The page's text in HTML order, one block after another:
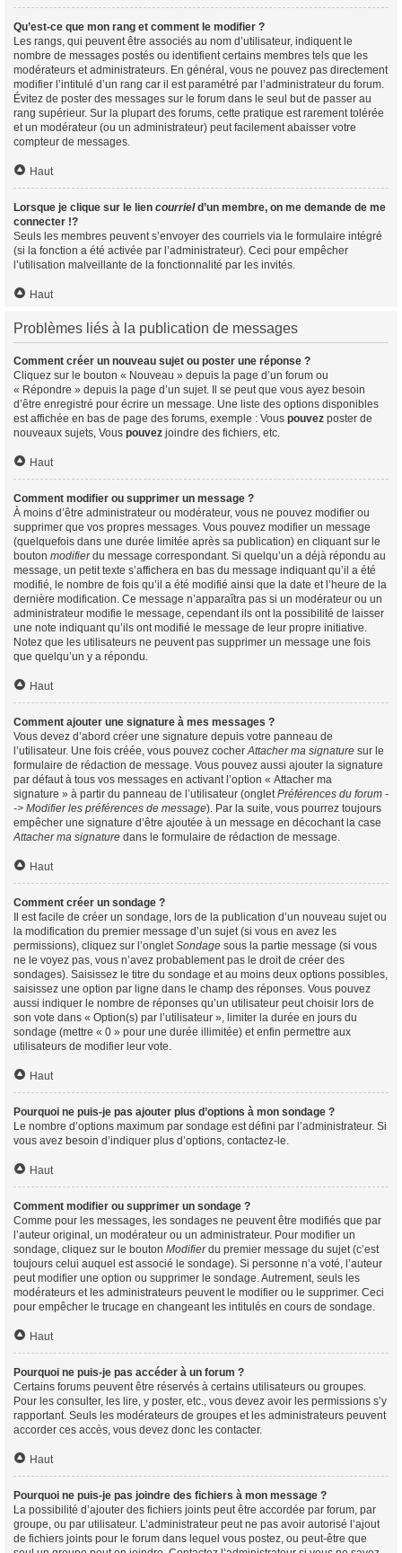
Qu’est-ce que mon rang et comment le modifier ?
Les rangs, qui peuvent être associés au nom d’utilisateur, indiquent le
nombre de messages postés ou identifient certains membres tels que les
modérateurs et administrateurs. En général, vous ne pouvez pas directement
modifier l’intitulé d’un rang car il est paramétré par l’administrateur du forum.
Évitez de poster des messages sur le forum dans le seul but de passer au
rang supérieur. Sur la plupart des forums, cette pratique est rarement tolérée
et un modérateur (ou un administrateur) peut facilement abaisser votre
compteur de messages.
Haut
Lorsque je clique sur le lien courrield’un membre, on me demande de me
connecter !?
Seuls les membres peuvent s’envoyer des courriels via le formulaire intégré
(si la fonction a été activée par l’administrateur). Ceci pour empêcher
l’utilisation malveillante de la fonctionnalité par les invités.
Haut
Problèmes liés à la publication de messages
Comment créer un nouveau sujet ou poster une réponse ?
Cliquez sur le bouton « Nouveau » depuis la page d’un forum ou
« Répondre » depuis la page d’un sujet. Il se peut que vous ayez besoin
d’être enregistré pour écrire un message. Une liste des options disponibles
est affichée en bas de page des forums, exemple : Vous pouvez poster de
nouveaux sujets, Vous pouvez joindre des fichiers, etc.
Haut
Comment modifier ou supprimer un message ?
À moins d’être administrateur ou modérateur, vous ne pouvez modifier ou
supprimer que vos propres messages. Vous pouvez modifier un message
(quelquefois dans une durée limitée après sa publication) en cliquant sur le
bouton modifierdu message correspondant. Si quelqu’un a déjà répondu au
message, un petit texte s’affichera en bas du message indiquant qu’il a été
modifié, le nombre de fois qu’il a été modifié ainsi que la date et l’heure de la
dernière modification. Ce message n’apparaîtra pas si un modérateur ou un
administrateur modifie le message, cependant ils ont la possibilité de laisser
une note indiquant qu’ils ont modifié le message de leur propre initiative.
Notez que les utilisateurs ne peuvent pas supprimer un message une fois
que quelqu’un y a répondu.
Haut
Comment ajouter une signature à mes messages ?
Vous devez d’abord créer une signature depuis votre panneau de
l’utilisateur. Une fois créée, vous pouvez cocherAttacher ma signature sur le
formulaire de rédaction de message. Vous pouvez aussi ajouter la signature
par défaut à tous vos messages en activant l’option « Attacher ma
signature » à partir du panneau de l’utilisateur (ongletPréférences du forum -
-> Modifier les préférences de message). Par la suite, vous pourrez toujours
empêcher une signature d’être ajoutée à un message en décochant la case
Attacher ma signature dans le formulaire de rédaction de message.
Haut
Comment créer un sondage ?
Il est facile de créer un sondage, lors de la publication d’un nouveau sujet ou
la modification du premier message d’un sujet (si vous en avez les
permissions), cliquez sur l’ongletSondage sous la partie message (si vous
ne le voyez pas, vous n’avez probablement pas le droit de créer des
sondages). Saisissez le titre du sondage et au moins deux options possibles,
saisissez une option par ligne dans le champ des réponses. Vous pouvez
aussi indiquer le nombre de réponses qu’un utilisateur peut choisir lors de
son vote dans « Option(s) par l’utilisateur », limiter la durée en jours du
sondage (mettre « 0 » pour une durée illimitée) et enfin permettre aux
utilisateurs de modifier leur vote.
Haut
Pourquoi ne puis-je pas ajouter plus d’options à mon sondage ?
Le nombre d’options maximum par sondage est défini par l’administrateur. Si
vous avez besoin d’indiquer plus d’options, contactez-le.
Haut
Comment modifier ou supprimer un sondage ?
Comme pour les messages, les sondages ne peuvent être modifiés que par
l’auteur original, un modérateur ou un administrateur. Pour modifier un
sondage, cliquez sur le bouton Modifierdu premier message du sujet (c’est
toujours celui auquel est associé le sondage). Si personne n’a voté, l’auteur
peut modifier une option ou supprimer le sondage. Autrement, seuls les
modérateurs et les administrateurs peuvent le modifier ou le supprimer. Ceci
pour empêcher le trucage en changeant les intitulés en cours de sondage.
Haut
Pourquoi ne puis-je pas accéder à un forum ?
Certains forums peuvent être réservés à certains utilisateurs ou groupes.
Pour les consulter, les lire, y poster, etc., vous devez avoir les permissions s’y
rapportant. Seuls les modérateurs de groupes et les administrateurs peuvent
accorder ces accès, vous devez donc les contacter.
Haut
Pourquoi ne puis-je pas joindre des fichiers à mon message ?
La possibilité d’ajouter des fichiers joints peut être accordée par forum, par
groupe, ou par utilisateur. L’administrateur peut ne pas avoir autorisé l’ajout
de fichiers joints pour le forum dans lequel vous postez, ou peut-être que